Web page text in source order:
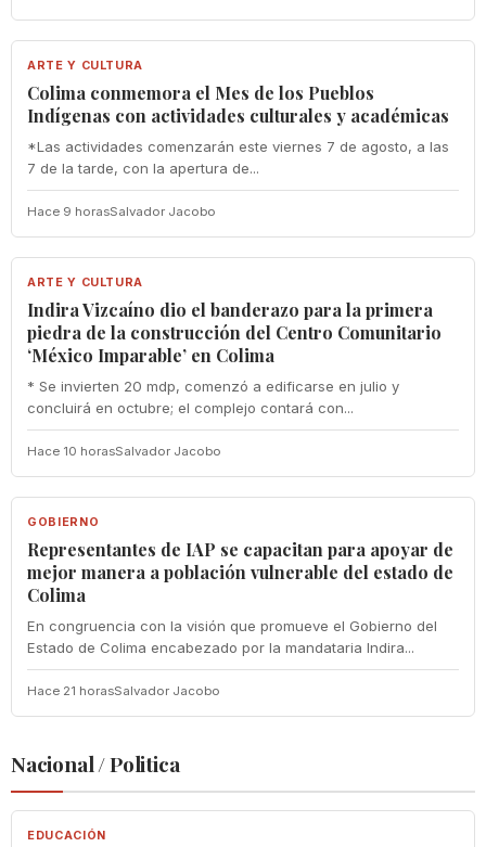
ARTE Y CULTURA
ARTE Y CULTURA
Colima conmemora el Mes de los Pueblos
Indígenas con actividades culturales y académicas
*Las actividades comenzarán este viernes 7 de agosto, a las
7 de la tarde, con la apertura de...
Hace 9 horasSalvador Jacobo
ARTE Y CULTURA
ARTE Y CULTURA
Indira Vizcaíno dio el banderazo para la primera
piedra de la construcción del Centro Comunitario
‘México Imparable’ en Colima
* Se invierten 20 mdp, comenzó a edificarse en julio y
concluirá en octubre; el complejo contará con...
Hace 10 horasSalvador Jacobo
GOBIERNO
GOBIERNO
Representantes de IAP se capacitan para apoyar de
mejor manera a población vulnerable del estado de
Colima
En congruencia con la visión que promueve el Gobierno del
Estado de Colima encabezado por la mandataria Indira...
Hace 21 horasSalvador Jacobo
Nacional / Politica
EDUCACIÓN
EDUCACIÓN